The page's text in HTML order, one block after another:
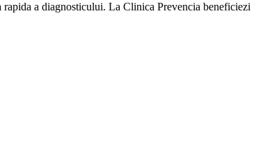
rapida a diagnosticului. La Clinica Prevencia beneficiezi